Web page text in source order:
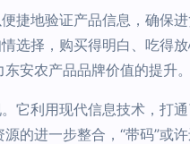
捷地验证产品信息，确保
选择，购买得明白、吃得
安农产品品牌价值的提升。
它利用现代信息技术，打
的进一步整合，“带码”或